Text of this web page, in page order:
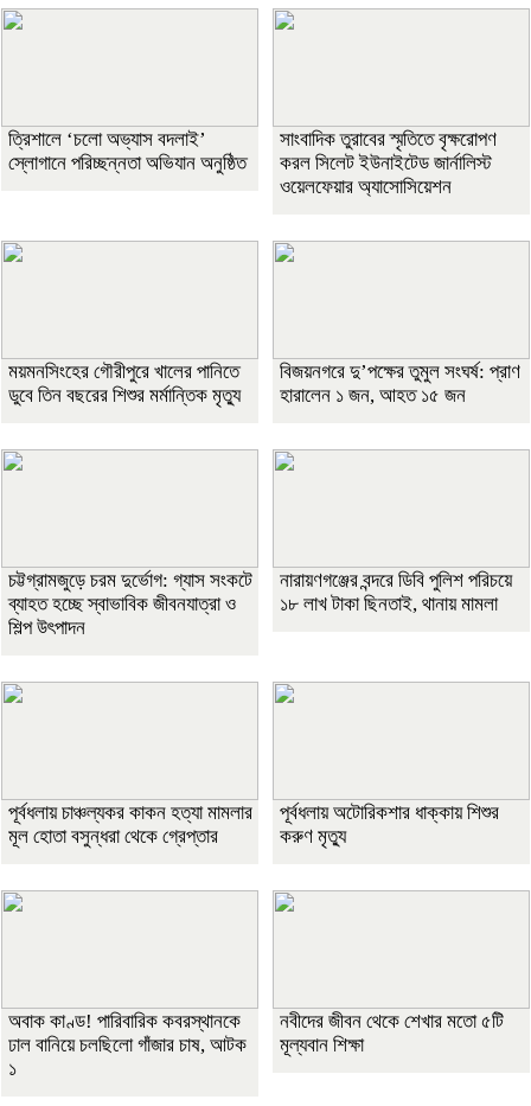
‎ত্রিশালে ‘চলো অভ্যাস বদলাই’
স্লোগানে পরিচ্ছন্নতা অভিযান অনুষ্ঠিত
সাংবাদিক তুরাবের স্মৃতিতে বৃক্ষরোপণ
করল সিলেট ইউনাইটেড জার্নালিস্ট
ওয়েলফেয়ার অ্যাসোসিয়েশন
ময়মনসিংহের গৌরীপুরে খালের পানিতে
ডুবে তিন বছরের শিশুর মর্মান্তিক মৃত্যু
বিজয়নগরে দু’পক্ষের তুমুল সংঘর্ষ: প্রাণ
হারালেন ১ জন, আহত ১৫ জন
চট্টগ্রামজুড়ে চরম দুর্ভোগ: গ্যাস সংকটে
ব্যাহত হচ্ছে স্বাভাবিক জীবনযাত্রা ও
শিল্প উৎপাদন
নারায়ণগঞ্জের বন্দরে ডিবি পুলিশ পরিচয়ে
১৮ লাখ টাকা ছিনতাই, থানায় মামলা
পূর্বধলায় চাঞ্চল্যকর কাকন হত্যা মামলার
মূল হোতা বসুন্ধরা থেকে গ্রেপ্তার
পূর্বধলায় অটোরিকশার ধাক্কায় শিশুর
করুণ মৃত্যু
অবাক কাণ্ড! পারিবারিক কবরস্থানকে
ঢাল বানিয়ে চলছিলো গাঁজার চাষ, আটক
১
নবীদের জীবন থেকে শেখার মতো ৫টি
মূল্যবান শিক্ষা